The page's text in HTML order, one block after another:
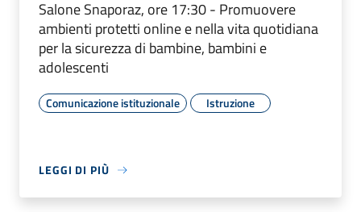
Salone Snaporaz, ore 17:30 - Promuovere
ambienti protetti online e nella vita quotidiana
per la sicurezza di bambine, bambini e
adolescenti
Comunicazione istituzionale Istruzione
LEGGI DI PIÙ